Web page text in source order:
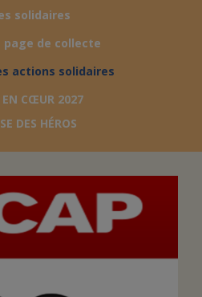
UN DON
PRESSE
DEVENIR
UN PETIT PRINCE
solidaires
page de collecte
actions solidaires
EN CŒUR 2027
DES HÉROS